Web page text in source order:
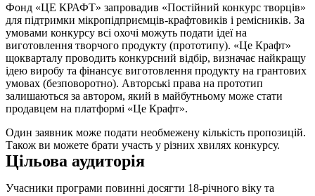
Фонд «ЦЕ КРАФТ» запровадив «Постійний конкурс творців»
для підтримки мікропідприємців-крафтовиків і ремісників. За
умовами конкурсу всі охочі можуть подати ідеї на
виготовлення творчого продукту (прототипу). «Це Крафт»
щокварталу проводить конкурсний відбір, визначає найкращу
ідею виробу та фінансує виготовлення продукту на грантових
умовах (безповоротно). Авторські права на прототип
залишаються за автором, який в майбутньому може стати
продавцем на платформі «Це Крафт».
Один заявник може подати необмежену кількість пропозицій.
Також ви можете брати участь у різних хвилях конкурсу.
Цільова аудиторія
Учасники програми повинні досягти 18-річного віку та